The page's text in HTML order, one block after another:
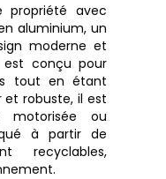
propriété avec
aluminium, un
moderne et
conçu pour
tout en étant
et robuste, il est
motorisée ou
à partir de
recyclables,